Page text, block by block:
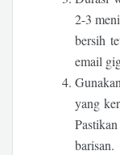
2-3
bersih
email
yang
barisan.